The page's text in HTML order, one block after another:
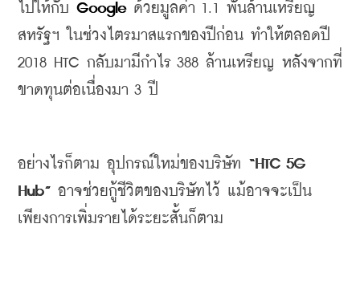
ไปให้กับ Google ด้วยมูลค่า 1.1 พันล้านเหรียญ
สหรัฐฯ
ในช่วงไตรมาสแรกของปีก่อน ทำให้ตลอดปี
2018 HTC กลับมามีกำไร 388 ล้านเหรียญ หลังจากที่
ขาดทุนต่อเนื่องมา 3 ปี
อย่างไรก็ตาม อุปกรณ์ใหม่ของบริษัท “HTC 5G
Hub” อาจช่วยกู้ชีวิตของบริษัทไว้
แม้อาจจะเป็น
เพียงการเพิ่มรายได้ระยะสั้นก็ตาม